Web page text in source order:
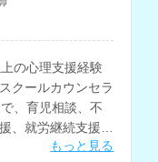
の心理支援経験
クールカウンセラ
、育児相談、不
、就労継続支援な
もっと見る